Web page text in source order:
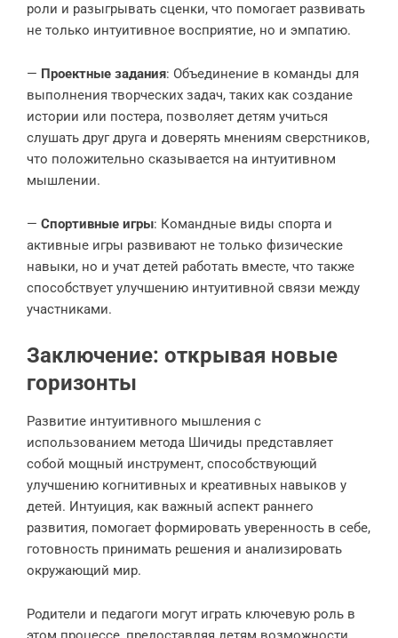
роли и разыгрывать сценки, что помогает развивать
не только интуитивное восприятие, но и эмпатию.
— Проектные задания: Объединение в команды для
выполнения творческих задач, таких как создание
истории или постера, позволяет детям учиться
слушать друг друга и доверять мнениям сверстников,
что положительно сказывается на интуитивном
мышлении.
— Спортивные игры: Командные виды спорта и
активные игры развивают не только физические
навыки, но и учат детей работать вместе, что также
способствует улучшению интуитивной связи между
участниками.
Заключение: открывая новые
горизонты
Развитие интуитивного мышления с
использованием метода Шичиды представляет
собой мощный инструмент, способствующий
улучшению когнитивных и креативных навыков у
детей. Интуиция, как важный аспект раннего
развития, помогает формировать уверенность в себе,
готовность принимать решения и анализировать
окружающий мир.
Родители и педагоги могут играть ключевую роль в